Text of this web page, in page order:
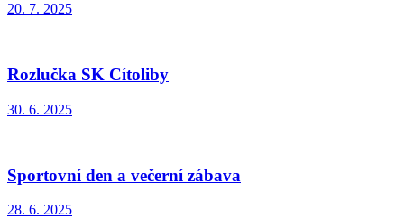
20. 7. 2025
Rozlučka SK Cítoliby
30. 6. 2025
Sportovní den a večerní zábava
28. 6. 2025